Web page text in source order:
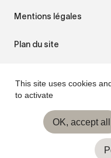
Mentions légales
Plan du site
Gestion des cookies
This site uses cookies
to activate
OK, accept all